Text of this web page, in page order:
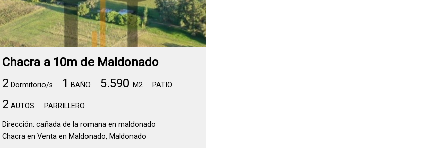
Chacra a 10m de Maldonado
2 Dormitorio/s 1 BAÑO 5.590M2 PATIO
2 AUTOS PARRILLERO
Dirección: cañada de la romana en maldonado
Chacra en Venta en Maldonado, Maldonado